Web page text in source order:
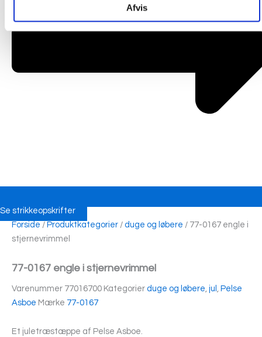
Afvis
Se strikkeopskrifter
Forside / Produktkategorier / duge og løbere / 77-0167 engle i
stjernevrimmel
77-0167 engle i stjernevrimmel
Varenummer 77016700 Kategorier duge og løbere jul
Pelse
Asboe Mærke 77-0167
Et juletræstæppe af Pelse Asboe.